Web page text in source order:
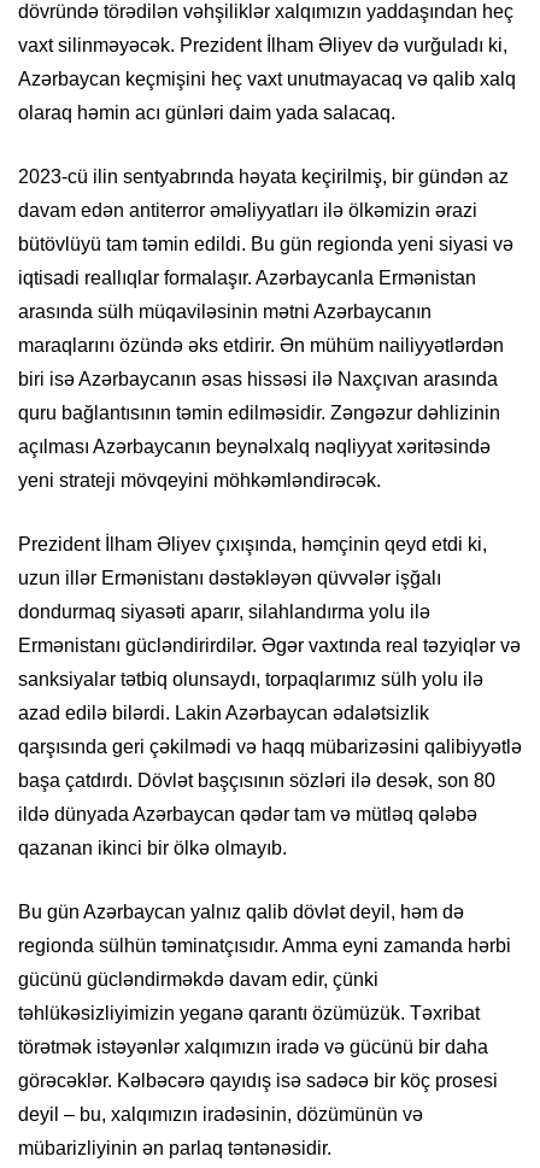
dövründə törədilən vəhşiliklər xalqımızın yaddaşından heç
vaxt silinməyəcək. Prezident İlham Əliyev də vurğuladı ki,
Azərbaycan keçmişini heç vaxt unutmayacaq və qalib xalq
olaraq həmin acı günləri daim yada salacaq.
2023-cü ilin sentyabrında həyata keçirilmiş, bir gündən az
davam edən antiterror əməliyyatları ilə ölkəmizin ərazi
bütövlüyü tam təmin edildi. Bu gün regionda yeni siyasi və
iqtisadi reallıqlar formalaşır. Azərbaycanla Ermənistan
arasında sülh müqaviləsinin mətni Azərbaycanın
maraqlarını özündə əks etdirir. Ən mühüm nailiyyətlərdən
biri isə Azərbaycanın əsas hissəsi ilə Naxçıvan arasında
quru bağlantısının təmin edilməsidir. Zəngəzur dəhlizinin
açılması Azərbaycanın beynəlxalq nəqliyyat xəritəsində
yeni strateji mövqeyini möhkəmləndirəcək.
Prezident İlham Əliyev çıxışında, həmçinin qeyd etdi ki,
uzun illər Ermənistanı dəstəkləyən qüvvələr işğalı
dondurmaq siyasəti aparır, silahlandırma yolu ilə
Ermənistanı gücləndirirdilər. Əgər vaxtında real təzyiqlər və
sanksiyalar tətbiq olunsaydı, torpaqlarımız sülh yolu ilə
azad edilə bilərdi. Lakin Azərbaycan ədalətsizlik
qarşısında geri çəkilmədi və haqq mübarizəsini qalibiyyətlə
başa çatdırdı. Dövlət başçısının sözləri ilə desək, son 80
ildə dünyada Azərbaycan qədər tam və mütləq qələbə
qazanan ikinci bir ölkə olmayıb.
Bu gün Azərbaycan yalnız qalib dövlət deyil, həm də
regionda sülhün təminatçısıdır. Amma eyni zamanda hərbi
gücünü gücləndirməkdə davam edir, çünki
təhlükəsizliyimizin yeganə qarantı özümüzük. Təxribat
törətmək istəyənlər xalqımızın iradə və gücünü bir daha
görəcəklər. Kəlbəcərə qayıdış isə sadəcə bir köç prosesi
deyil – bu, xalqımızın iradəsinin, dözümünün və
mübarizliyinin ən parlaq təntənəsidir.